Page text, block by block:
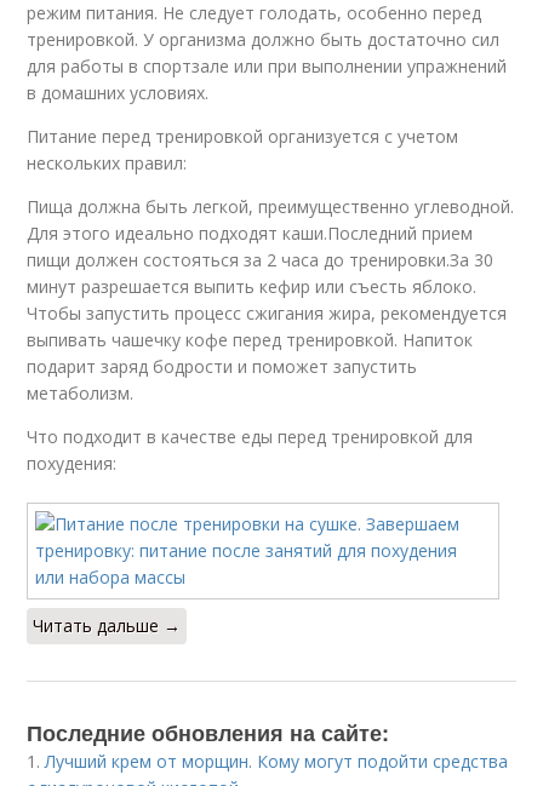
режим питания. Не следует голодать, особенно перед
тренировкой. У организма должно быть достаточно сил
для работы в спортзале или при выполнении упражнений
в домашних условиях.
Питание перед тренировкой организуется с учетом
нескольких правил:
Пища должна быть легкой, преимущественно углеводной.
Для этого идеально подходят каши.Последний прием
пищи должен состояться за 2 часа до тренировки.За 30
минут разрешается выпить кефир или съесть яблоко.
Чтобы запустить процесс сжигания жира, рекомендуется
выпивать чашечку кофе перед тренировкой. Напиток
подарит заряд бодрости и поможет запустить
метаболизм.
Что подходит в качестве еды перед тренировкой для
похудения:
Читать дальше →
Последние обновления на сайте:
1.Лучший крем от морщин. Кому могут подойти средства